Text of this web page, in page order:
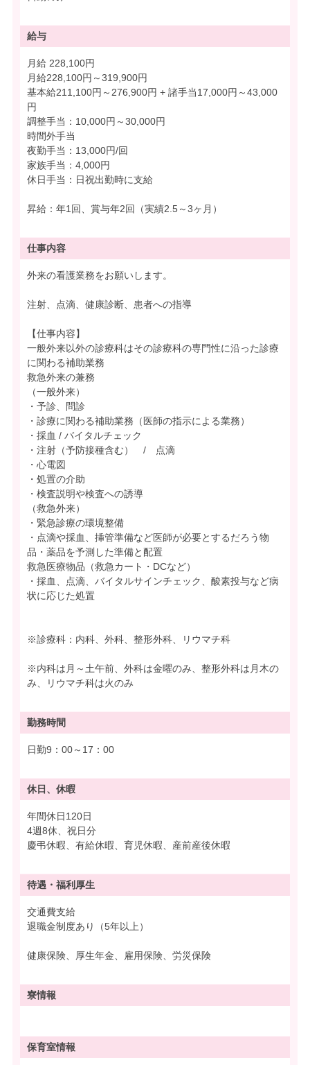
給与
月給 228,100円
月給228,100円～319,900円
基本給211,100円～276,900円 + 諸手当17,000円～43,000
円
調整手当：10,000円～30,000円
時間外手当
夜勤手当：13,000円/回
家族手当：4,000円
休日手当：日祝出勤時に支給
昇給：年1回、賞与年2回（実績2.5～3ヶ月）
仕事内容
外来の看護業務をお願いします。
注射、点滴、健康診断、患者への指導
【仕事内容】
一般外来以外の診療科はその診療科の専門性に沿った診療
に関わる補助業務
救急外来の兼務
（一般外来）
・予診、問診
・診療に関わる補助業務（医師の指示による業務）
・採血 / バイタルチェック
・注射（予防接種含む） / 点滴
・心電図
・処置の介助
・検査説明や検査への誘導
（救急外来）
・緊急診療の環境整備
・点滴や採血、挿管準備など医師が必要とするだろう物
品・薬品を予測した準備と配置
救急医療物品（救急カート・DCなど）
・採血、点滴、バイタルサインチェック、酸素投与など病
状に応じた処置
※診療科：内科、外科、整形外科、リウマチ科
※内科は月～土午前、外科は金曜のみ、整形外科は月木の
み、リウマチ科は火のみ
勤務時間
日勤9：00～17：00
休日、休暇
年間休日120日
4週8休、祝日分
慶弔休暇、有給休暇、育児休暇、産前産後休暇
待遇・ 福利厚生
交通費支給
退職金制度あり（5年以上）
健康保険、厚生年金、雇用保険、労災保険
寮情報
保育室情報